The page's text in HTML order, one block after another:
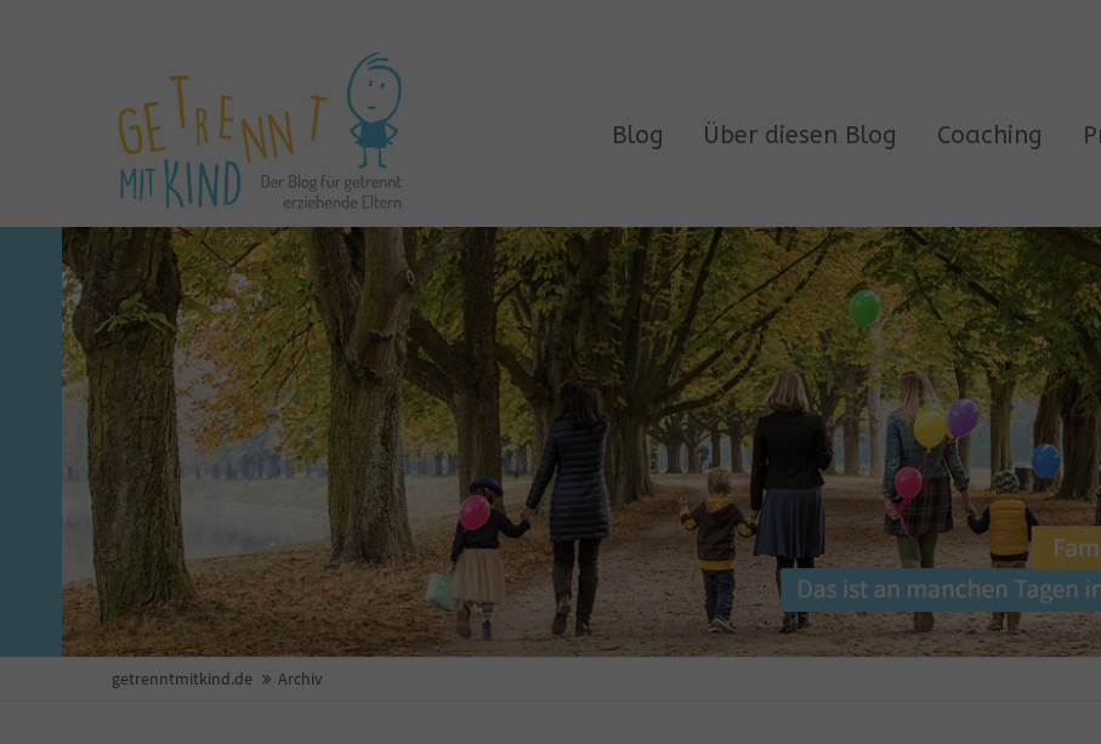
Blog Über diesen Blog Coaching
getrenntmitkind.de Archiv